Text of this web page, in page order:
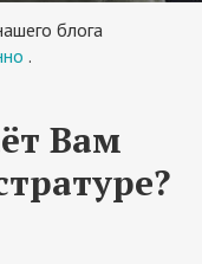
блога
.
Вам